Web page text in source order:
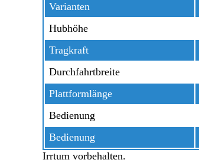
Varianten
Hubhöhe
Tragkraft
Durchfahrtbreite
Plattformlänge
Bedienung
Bedienung
Irrtum vorbehalten.